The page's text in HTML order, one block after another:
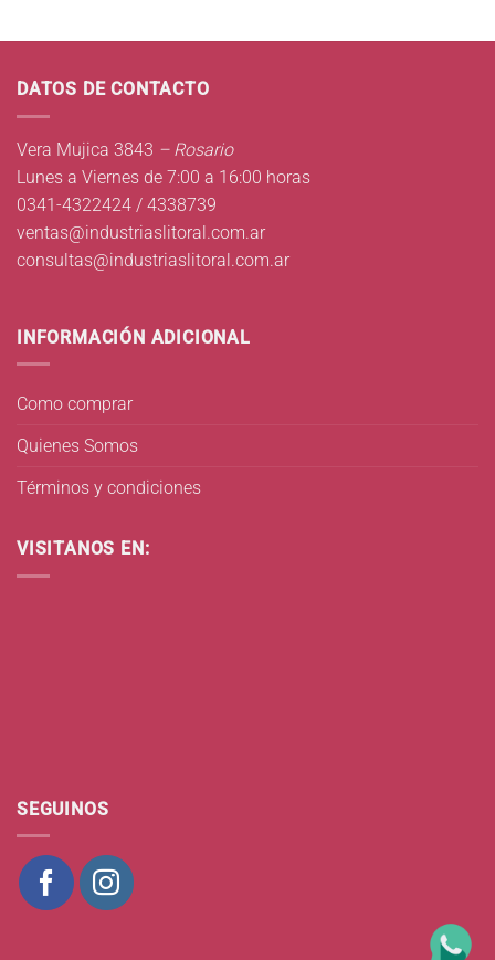
DATOS DE CONTACTO
Vera Mujica 3843 – Rosario
Lunes a Viernes de 7:00 a 16:00 horas
0341-4322424 / 4338739
ventas@industriaslitoral.com.ar
consultas@industriaslitoral.com.ar
INFORMACIÓN ADICIONAL
Como comprar
Quienes Somos
Términos y condiciones
VISITANOS EN:
SEGUINOS